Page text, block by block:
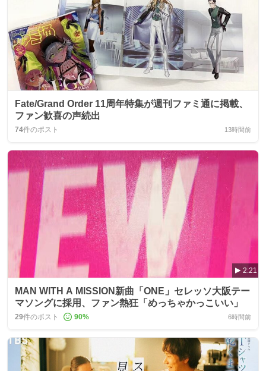
Fate/Grand Order 11周年特集が週刊ファミ通に掲載、
ファン歓喜の声続出
74件のポスト 13時間前
2:21
MAN WITH A MISSION新曲「ONE」セレッソ大阪テー
マソングに採用、ファン熱狂「めっちゃかっこいい」
29件のポスト 90% 6時間前